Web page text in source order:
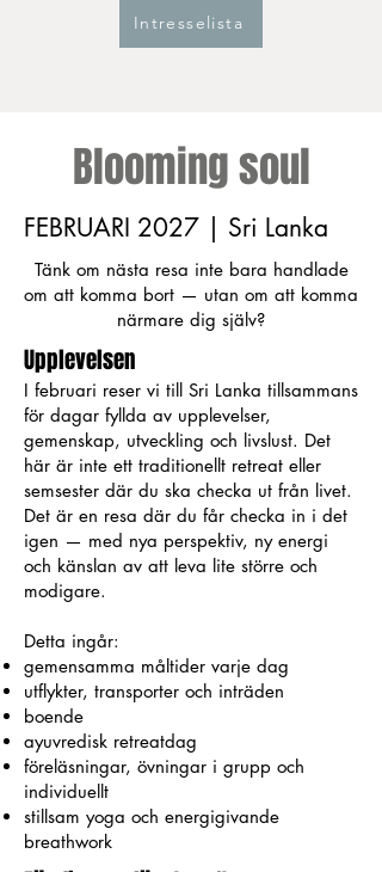
Intresselista
Blooming soul
FEBRUARI 2027 | Sri Lanka
Tänk om nästa resa inte bara handlade
om att komma bort — utan om att komma
närmare dig själv?
Upplevelsen
I februari reser vi till Sri Lanka tillsammans
för dagar fyllda av upplevelser,
gemenskap, utveckling och livslust. Det
här är inte ett traditionellt retreat eller
semsester där du ska checka ut från livet.
Det är en resa där du får checka in i det
igen — med nya perspektiv, ny energi
och känslan av att leva lite större och
modigare.
Detta ingår:
gemensamma måltider varje dag
utflykter, transporter och inträden
boende
ayuvredisk retreatdag
föreläsningar, övningar i grupp och
individuellt
stillsam yoga och energigivande
breathwork